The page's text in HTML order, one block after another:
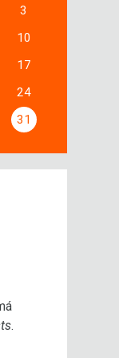
3
10
17
24
31
.